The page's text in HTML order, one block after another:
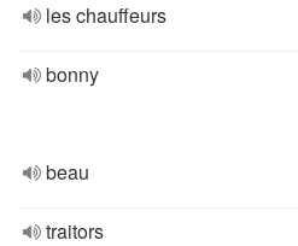
les chauffeurs
bonny
beau
traitors